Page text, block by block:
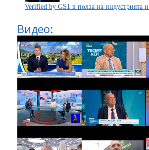
Verified by GS1 в полза на
Видео: